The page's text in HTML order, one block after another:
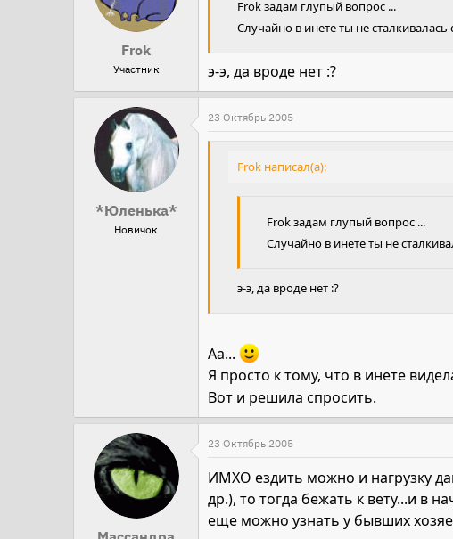
Frok
Участник
Frok задам глупый вопрос ...
Случайно в инете ты не
э-э, да вроде нет :?
*Юленька*
Новичок
23 Октябрь 2005
Frok написал(а):
Frok задам глупый вопрос ...
Случайно в инете ты не
э-э, да вроде нет :?
Аа...
Я просто к тому, что в инете
Вот и решила спросить.
23 Октябрь 2005
ИМХО ездить можно и нагрузку
др.), то тогда бежать к вету...и в
еще можно узнать у бывших